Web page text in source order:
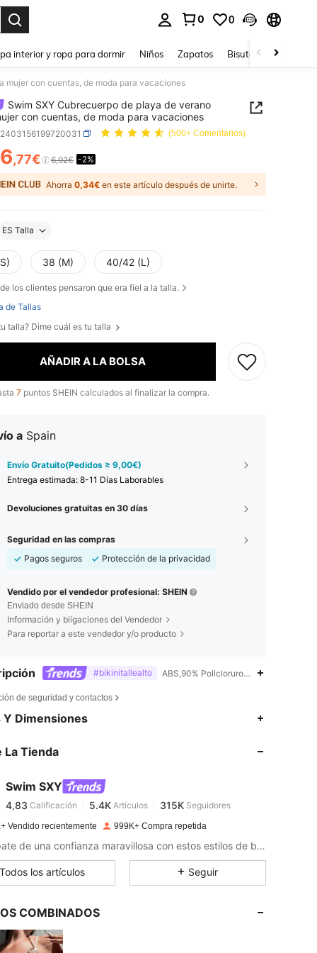
0 0
interior y ropa para dormir Niños Zapatos Bisutería Y
mujer con cuentas, de moda para vacaciones
Swim SXY Cubrecuerpo de playa de verano
con cuentas, de moda para vacaciones
(500+ Comentarios)
AND AVAILABILITY
6,77€ 6,92€ -2%
Ahorra 0,34€ en este artículo después de unirte.
ES Talla
38 (M) 40/42 (L)
de los clientes pensaron que era fiel a la talla.
de Tallas
talla? Dime cuál es tu talla
AÑADIR A LA BOLSA
7 puntos SHEIN calculados al finalizar la compra.
a Spain
Envío Gratuito(Pedidos ≥ 9,00€)
Entrega estimada: 8-11 Días Laborables
Devoluciones gratuitas en 30 días
Seguridad en las compras
Pagos seguros
Protección de la privacidad
Vendido por el vendedor profesional: SHEIN
Enviado desde SHEIN
Información y bligaciones del Vendedor
Para reportar a este vendedor y/o producto
#bikinitallealto ABS,90% Policloruro de vinilo,10%
de seguridad y contactos
Y Dimensiones
La Tienda
Swim SXY
4,83
4,83 Calificación 5.4K
c***_pagadoHace 1 día
4,83
Vendido recientemente 999K+ Compra repetida
Empápate de una confianza maravillosa con estos estilos de baño para los días calurosos.
Todos los artículos Seguir
COMBINADOS